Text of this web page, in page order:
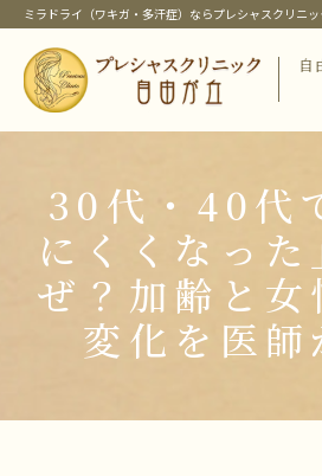
ミラドライ（ワキガ・多汗症）ならプレシャスクリニッ
自
ホーム
クリニック紹介
院長紹介
当クリニックの治療メニ
ピックアップメニュー
ミラドライ（ワキガ・多汗症
ワキガ治療
すそわきが
30代・40代
にくくなった
ぜ？加齢と女
変化を医師